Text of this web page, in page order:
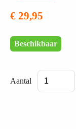
€ 29,95
Beschikbaar
Aantal